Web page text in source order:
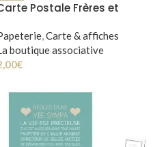
Postale Frères et
,Carte & affiches
boutique associative
€